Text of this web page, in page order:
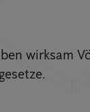
wirksam